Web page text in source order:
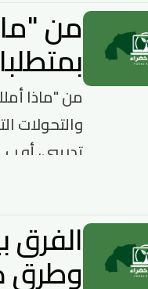
من
من "ماذا
والتحولات
تدريبي، أو ب...
وطرق